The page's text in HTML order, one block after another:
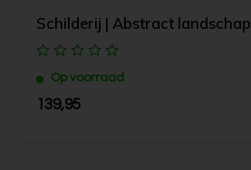
Schilderij | Abstract landschap
Op voorraad
139,95